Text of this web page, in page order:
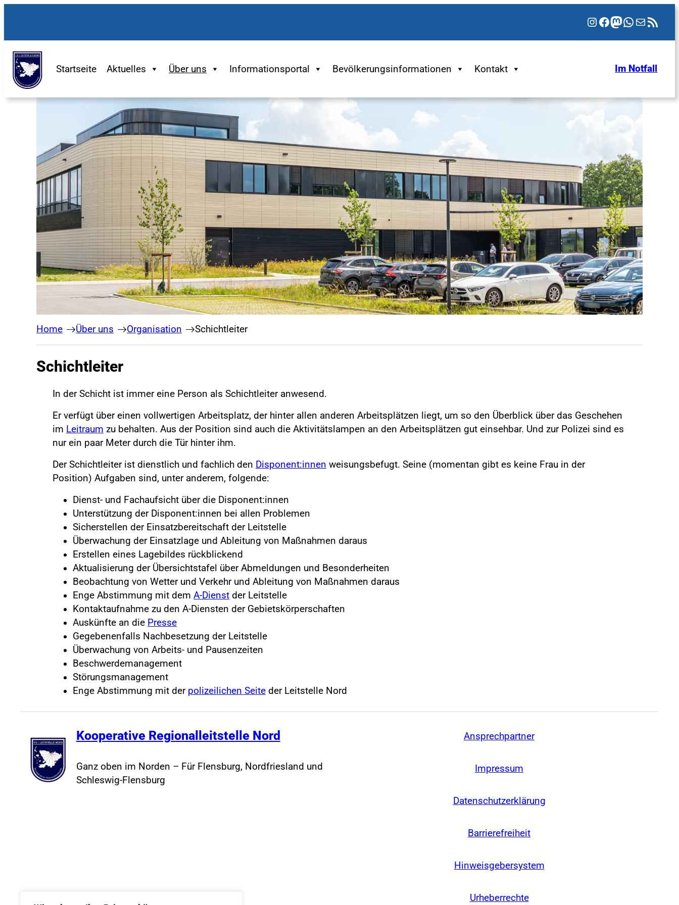
Instagram
Facebook
Mastodon
WhatsApp
E-MailRSS-Feed
Startseite Aktuelles Über uns Informationsportal Bevölkerungsinformationen Kontakt Im Notfall
Home Über uns Organisation Schichtleiter
Schichtleiter
In der Schicht ist immer eine Person als Schichtleiter anwesend.
Er verfügt über einen vollwertigen Arbeitsplatz, der hinter allen anderen Arbeitsplätzen liegt, um so den Überblick über das Geschehen
im Leitraum zu behalten. Aus der Position sind auch die Aktivitätslampen an den Arbeitsplätzen gut einsehbar. Und zur Polizei sind es
nur ein paar Meter durch die Tür hinter ihm.
Der Schichtleiter ist dienstlich und fachlich den Disponent:innen weisungsbefugt. Seine (momentan gibt es keine Frau in der
Position) Aufgaben sind, unter anderem, folgende:
Dienst- und Fachaufsicht über die Disponent:innen
Unterstützung der Disponent:innen bei allen Problemen
Sicherstellen der Einsatzbereitschaft der Leitstelle
Überwachung der Einsatzlage und Ableitung von Maßnahmen daraus
Erstellen eines Lagebildes rückblickend
Aktualisierung der Übersichtstafel über Abmeldungen und Besonderheiten
Beobachtung von Wetter und Verkehr und Ableitung von Maßnahmen daraus
Enge Abstimmung mit dem A-Dienst der Leitstelle
Kontaktaufnahme zu den A-Diensten der Gebietskörperschaften
Auskünfte an die Presse
Gegebenenfalls Nachbesetzung der Leitstelle
Überwachung von Arbeits- und Pausenzeiten
Beschwerdemanagement
Störungsmanagement
Enge Abstimmung mit der polizeilichen Seite der Leitstelle Nord
Kooperative Regionalleitstelle Nord
Ganz oben im Norden – Für Flensburg, Nordfriesland und
Schleswig-Flensburg
Ansprechpartner
Impressum
Datenschutzerklärung
Barrierefreiheit
Hinweisgebersystem
Urheberrechte